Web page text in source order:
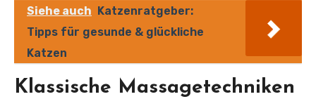
Siehe auch Katzenratgeber:
Tipps für gesunde & glückliche
Katzen
Klassische Massagetechniken